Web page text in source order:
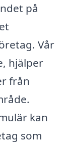
på
Vår
hjälper
från
kan
som